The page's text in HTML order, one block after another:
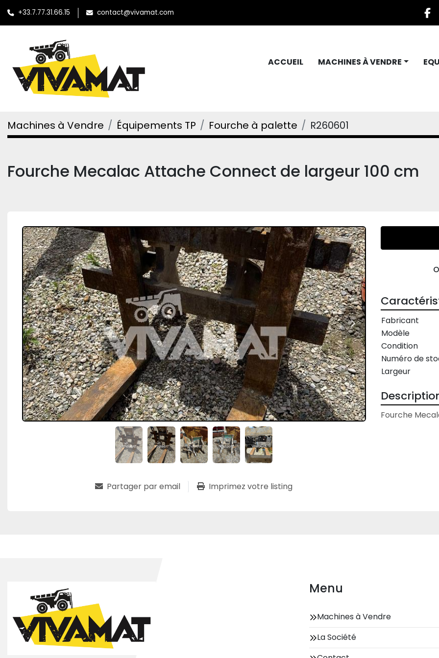
+33.7.77.31.66.15 contact@vivamat.com
ACCUEIL MACHINES À VENDRE
Machines à Vendre Équipements TP Fourche à palette R260601
Fourche Mecalac Attache Connect de largeur 100 cm
Partager par email Imprimez votre listing
Fabricant
Modèle
Condition
Numéro de
Largeur
Fourche
Menu
Machines à Vendre
La Société